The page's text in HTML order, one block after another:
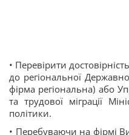
• Перевірити
до регіональної
фірма регіональна) або
та трудової міграції
політики.
• Перебуваючи на фірмі